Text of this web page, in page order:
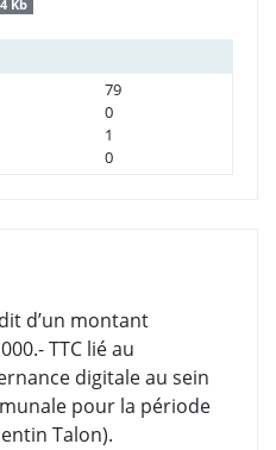
Kb
79
0
1
0
d’un montant
TTC lié au
digitale au sein
pour la période
Talon).